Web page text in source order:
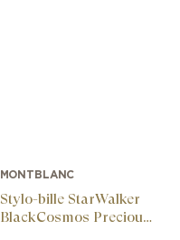
MONTBLANC
Stylo-bille StarWalker
BlackCosmos Precious